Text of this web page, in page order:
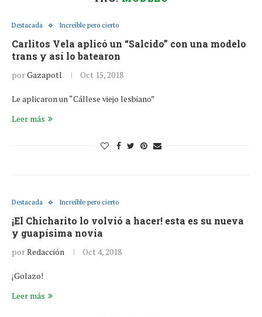
Destacada Increíble pero cierto
Carlitos Vela aplicó un “Salcido” con una modelo
trans y así lo batearon
porGazapotl Oct 15, 2018
Le aplicaron un “Cállese viejo lesbiano”
Leer más
Destacada Increíble pero cierto
¡El Chicharito lo volvió a hacer! esta es su nueva
y guapísima novia
porRedacción Oct 4, 2018
¡Golazo!
Leer más